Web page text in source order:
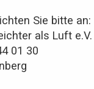
Sie bitte an:
als Luft e.V.
01 30